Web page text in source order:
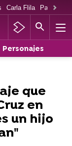
Carla Flila Paco
Personajes
que
en
un hijo